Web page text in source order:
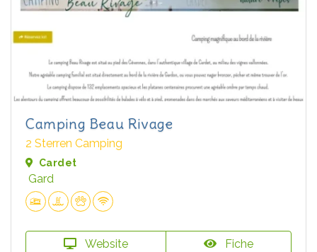
Camping Beau Rivage
2 Sterren Camping
Cardet
Gard
Website Fiche